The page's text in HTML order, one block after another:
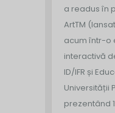
a readus în
ArtTM
acum într-o
interactivă
ID/IFR și
Universității
prezentând